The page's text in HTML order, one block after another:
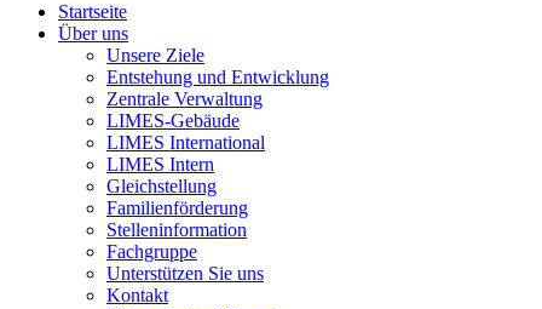
Startseite
Über uns
Unsere Ziele
Entstehung und Entwicklung
Zentrale Verwaltung
LIMES-Gebäude
LIMES International
LIMES Intern
Gleichstellung
Familienförderung
Stelleninformation
Fachgruppe
Unterstützen Sie uns
Kontakt